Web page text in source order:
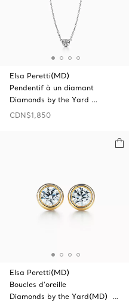
Elsa Peretti(MD)
Pendentif à un diamant
Diamonds by the Yard …
CDN$1,850
Elsa Peretti(MD)
Boucles d’oreille
Diamonds by the Yard(MD) …